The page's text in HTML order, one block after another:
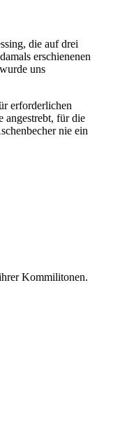
die auf drei
erschienenen
uns
erforderlichen
angestrebt, für die
nie ein
Kommilitonen.